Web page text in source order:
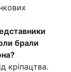
брали
кріпацтва.